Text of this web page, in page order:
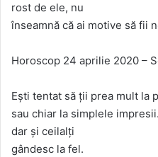
rost de ele, nu
înseamnă că ai motive să fii
Horoscop 24 aprilie 2020 –
Ești tentat să ții prea mult la
sau chiar la simplele
dar și ceilalți
gândesc la fel.